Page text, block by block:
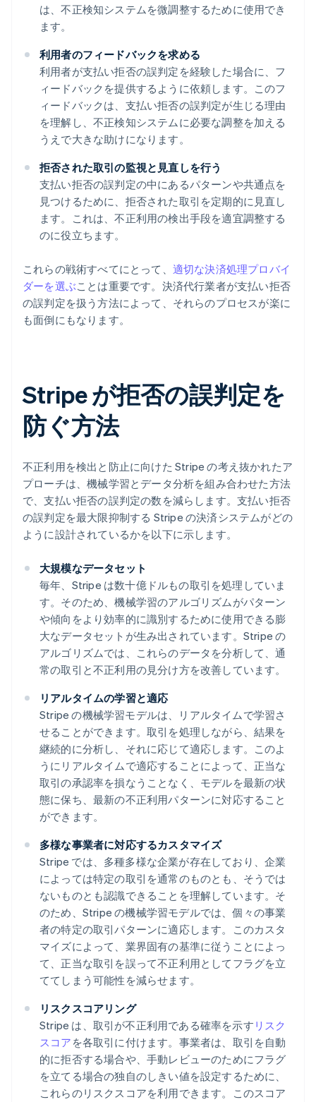
は、不正検知システムを微調整するために使用でき
ます。
利用者のフィードバックを求める
利用者が支払い拒否の誤判定を経験した場合に、フ
ィードバックを提供するように依頼します。このフ
ィードバックは、支払い拒否の誤判定が生じる理由
を理解し、不正検知システムに必要な調整を加える
うえで大きな助けになります。
拒否された取引の監視と見直しを行う
支払い拒否の誤判定の中にあるパターンや共通点を
見つけるために、拒否された取引を定期的に見直し
ます。これは、不正利用の検出手段を適宜調整する
のに役立ちます。
これらの戦術すべてにとって、 適切な決済処理プロバイ
ダーを選ぶことは重要です。決済代行業者が支払い拒否
の誤判定を扱う方法によって、それらのプロセスが楽に
も面倒にもなります。
Stripe が拒否の誤判定を
防ぐ方法
不正利用を検出と防止に向けた Stripe の考え抜かれたア
プローチは、機械学習とデータ分析を組み合わせた方法
で、支払い拒否の誤判定の数を減らします。支払い拒否
の誤判定を最大限抑制する Stripe の決済システムがどの
ように設計されているかを以下に示します。
大規模なデータセット
毎年、Stripe は数十億ドルもの取引を処理していま
す。そのため、機械学習のアルゴリズムがパターン
や傾向をより効率的に識別するために使用できる膨
大なデータセットが生み出されています。Stripe の
アルゴリズムでは、これらのデータを分析して、通
常の取引と不正利用の見分け方を改善しています。
リアルタイムの学習と適応
Stripe の機械学習モデルは、リアルタイムで学習さ
せることができます。取引を処理しながら、結果を
継続的に分析し、それに応じて適応します。このよ
うにリアルタイムで適応することによって、正当な
取引の承認率を損なうことなく、モデルを最新の状
態に保ち、最新の不正利用パターンに対応すること
ができます。
多様な事業者に対応するカスタマイズ
Stripe では、多種多様な企業が存在しており、企業
によっては特定の取引を通常のものとも、そうでは
ないものとも認識できることを理解しています。そ
のため、Stripe の機械学習モデルでは、個々の事業
者の特定の取引パターンに適応します。このカスタ
マイズによって、業界固有の基準に従うことによっ
て、正当な取引を誤って不正利用としてフラグを立
ててしまう可能性を減らせます。
リスクスコアリング
Stripe は、取引が不正利用である確率を示す リスク
スコア を各取引に付けます。事業者は、取引を自動
的に拒否する場合や、手動レビューのためにフラグ
を立てる場合の独自のしきい値を設定するために、
これらのリスクスコアを利用できます。このスコア